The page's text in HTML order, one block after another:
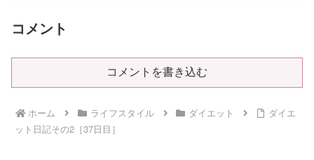
コメント
コメントを書き込む
ホーム ライフスタイル ダイエット
ダイエ
ット日記その2［37日目］